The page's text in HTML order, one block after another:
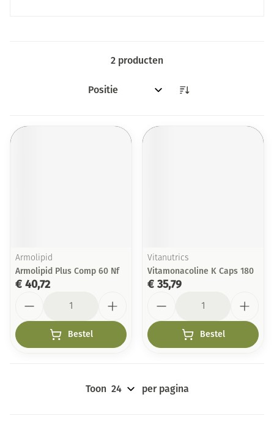
2 producten
Sorteer op:
Armolipid
Armolipid Plus Comp 60 Nf
€ 40,72
Bestel
Vitanutrics
Vitamonacoline K Caps 180
€ 35,79
Bestel
Toon per pagina